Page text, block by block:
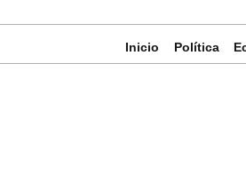
Inicio Política